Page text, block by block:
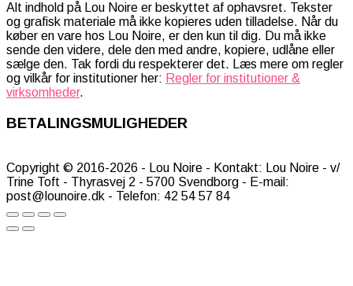
Alt indhold på Lou Noire er beskyttet af ophavsret. Tekster
og grafisk materiale må ikke kopieres uden tilladelse. Når du
køber en vare hos Lou Noire, er den kun til dig. Du må ikke
sende den videre, dele den med andre, kopiere, udlåne eller
sælge den. Tak fordi du respekterer det. Læs mere om regler
og vilkår for institutioner her: Regler for institutioner &
virksomheder.
BETALINGSMULIGHEDER
Copyright © 2016-2026 - Lou Noire - Kontakt: Lou Noire - v/
Trine Toft - Thyrasvej 2 - 5700 Svendborg - E-mail:
post@lounoire.dk - Telefon: 42 54 57 84